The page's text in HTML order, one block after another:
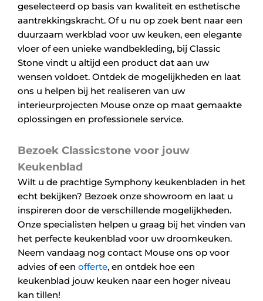
geselecteerd op basis van kwaliteit en esthetische
aantrekkingskracht. Of u nu op zoek bent naar een
duurzaam werkblad voor uw keuken, een elegante
vloer of een unieke wandbekleding, bij Classic
Stone vindt u altijd een product dat aan uw
wensen voldoet. Ontdek de mogelijkheden en laat
ons u helpen bij het realiseren van uw
interieurprojecten Mouse onze op maat gemaakte
oplossingen en professionele service.
Bezoek Classicstone voor jouw
Keukenblad
Wilt u de prachtige Symphony keukenbladen in het
echt bekijken? Bezoek onze showroom en laat u
inspireren door de verschillende mogelijkheden.
Onze specialisten helpen u graag bij het vinden van
het perfecte keukenblad voor uw droomkeuken.
Neem vandaag nog contact Mouse ons op voor
advies of een offerte, en ontdek hoe een
keukenblad jouw keuken naar een hoger niveau
kan tillen!